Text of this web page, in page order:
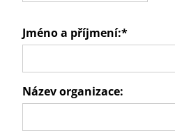
Jméno a příjmení:*
Název organizace: